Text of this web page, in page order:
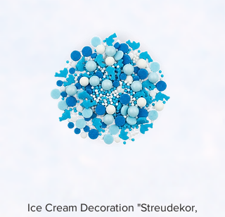
Ice Cream Decoration "Streudekor,